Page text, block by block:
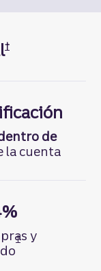
†
de
la cuenta
y
†